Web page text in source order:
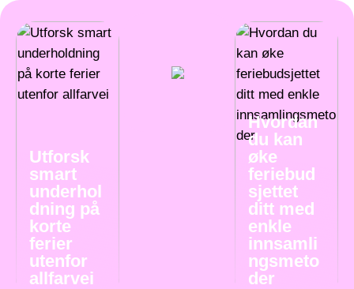
Utforsk
smart
underhol
dning på
korte
ferier
utenfor
allfarvei
Hvordan
du kan
øke
feriebud
sjettet
ditt med
enkle
innsamli
ngsmeto
der